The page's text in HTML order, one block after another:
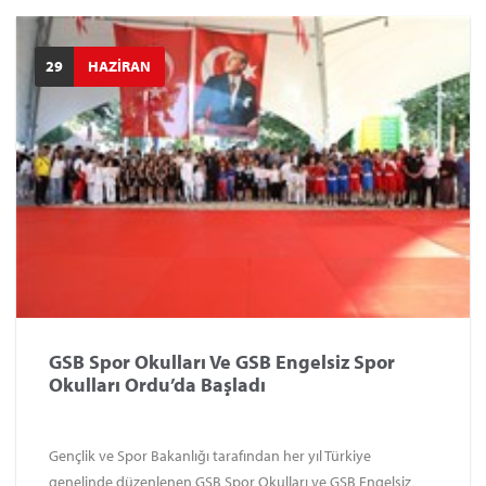
ekipler mücadele edecek. Şampiyonaya 40 ilden toplam 77
takım ve yaklaşık 300 sporcu katılım sağlayacak. Erkeklerde
68, kadınlarda ise 9 takım Türkiye şampiyonluğu için raket
sallayacak. Şampiyona öncesinde teknik toplantı ve kura
çekimi, 03 Temmuz 2026 Cuma günü saat 19.00’da Altınordu
Gençlik ve Spor İlçe Müdürlüğü Toplantı Salonu’nda
gerçekleştirilecek.
29 HAZİRAN
GSB Spor Okulları Ve GSB Engelsiz Spor
Okulları Ordu’da Başladı
Gençlik ve Spor Bakanlığı tarafından her yıl Türkiye
genelinde düzenlenen GSB Spor Okulları ve GSB Engelsiz